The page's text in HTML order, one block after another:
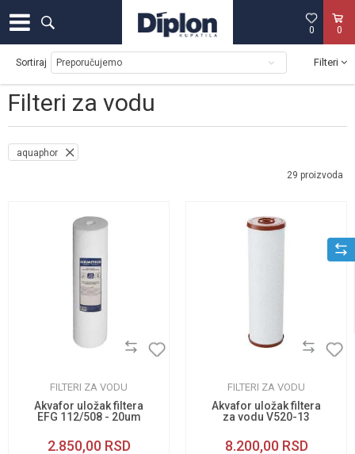
0
0
Filteri za vodu
Sortiraj Filteri
aquaphor
29 proizvoda
FILTERI ZA VODU
Akvafor uložak filtera
EFG 112/508 - 20um
2.850,00 RSD
FILTERI ZA VODU
Akvafor uložak filtera
za vodu V520-13
8.200,00 RSD